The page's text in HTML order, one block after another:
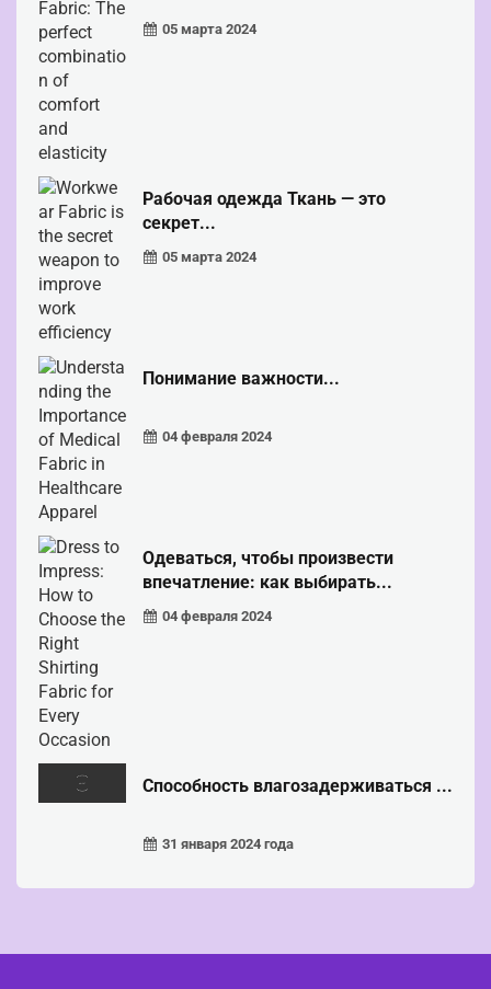
05 марта 2024
Рабочая одежда Ткань — это
секрет...
05 марта 2024
Понимание важности...
04 февраля 2024
Одеваться, чтобы произвести
впечатление: как выбирать...
04 февраля 2024
Способность влагозадерживаться ...
31 января 2024 года